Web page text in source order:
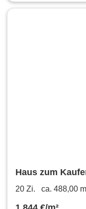
Haus zum
m²
20 Zi. ca. 488,00